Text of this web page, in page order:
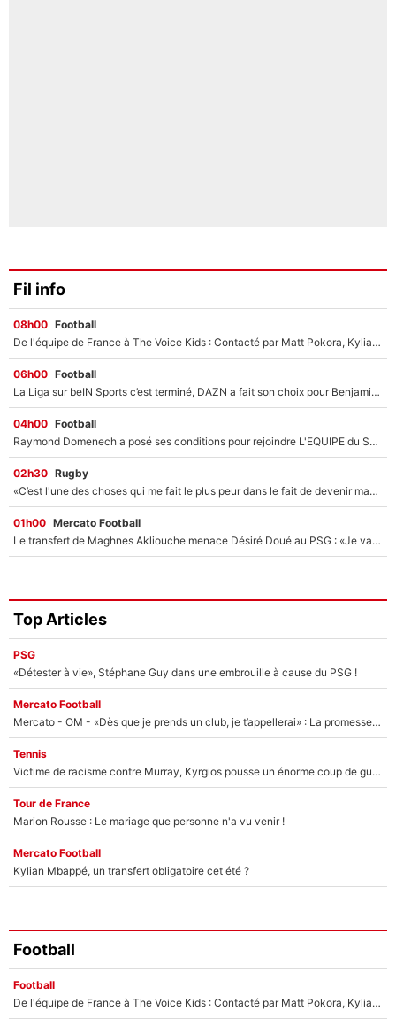
Fil info
08h00 Football
De l'équipe de France à The Voice Kids : Contacté par Matt Pokora, Kylian Mbappé a accepté de jouer un rôle inédit sur TF1 !
06h00 Football
La Liga sur beIN Sports c’est terminé, DAZN a fait son choix pour Benjamin Da Silva et Omar Da Fonseca !
04h00 Football
Raymond Domenech a posé ses conditions pour rejoindre L'EQUIPE du Soir : Il refuse de faire l'émission avec un autre chroniqueur !
02h30 Rugby
«C’est l'une des choses qui me fait le plus peur dans le fait de devenir maman» : En couple avec Antoine Dupont, Iris Mittenaere s'inquiète déjà pour ses futurs enfants !
01h00 Mercato Football
Le transfert de Maghnes Akliouche menace Désiré Doué au PSG : «Je valide à 200%»
Top Articles
PSG
«Détester à vie», Stéphane Guy dans une embrouille à cause du PSG !
Mercato Football
Mercato - OM - «Dès que je prends un club, je t’appellerai» : La promesse de Marcelino au moment de claquer la porte
Tennis
Victime de racisme contre Murray, Kyrgios pousse un énorme coup de gueule !
Tour de France
Marion Rousse : Le mariage que personne n'a vu venir !
Mercato Football
Kylian Mbappé, un transfert obligatoire cet été ?
Football
Football
De l'équipe de France à The Voice Kids : Contacté par Matt Pokora, Kylian Mbappé a accepté de jouer un rôle inédit sur TF1 !